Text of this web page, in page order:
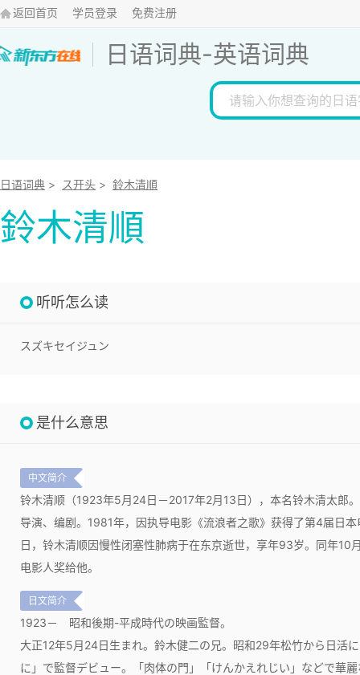
返回首页 学员登录 免费注册
日语词典-英语词典
日语词典 > ス开头 > 鈴木清順
鈴木清順
听听怎么读
スズキセイジュン
是什么意思
中文简介
铃木清顺（1923年5月24日－2017年2月13日），本名铃木清太郎
导演、编剧。1981年，因执导电影《流浪者之歌》获得了第4届日
日，铃木清顺因慢性闭塞性肺病于在东京逝世，享年93岁。同年10
电影人奖给他。
日文简介
1923－
昭和後期-平成時代の映画監督。
大正12年5月24日生まれ。鈴木健二の兄。昭和29年松竹から日活
に」で監督デビュー。「肉体の門」「けんかえれじい」などで華